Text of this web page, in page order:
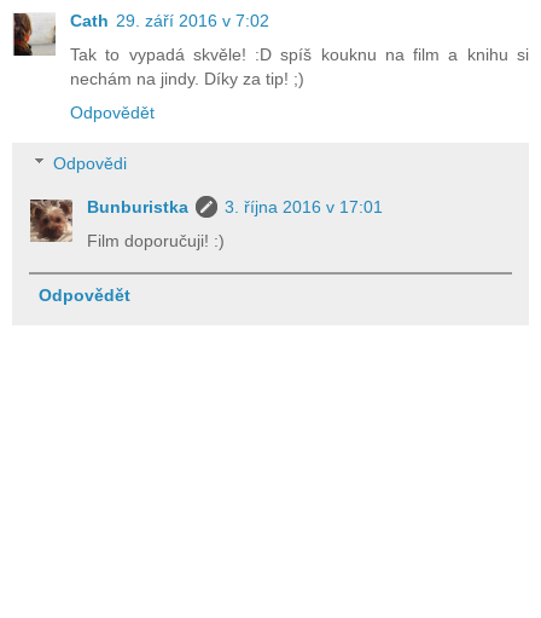
Cath 29. září 2016 v 7:02
Tak to vypadá skvěle! :D spíš kouknu na film a knihu si
nechám na jindy. Díky za tip! ;)
Odpovědět
Odpovědi
Bunburistka
3. října 2016 v 17:01
Film doporučuji! :)
Odpovědět